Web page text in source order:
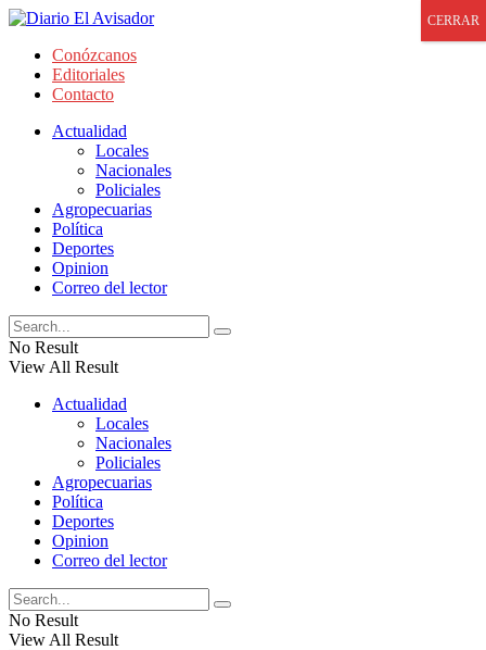
Conózcanos
Editoriales
Contacto
Actualidad
Locales
Nacionales
Policiales
Agropecuarias
Política
Deportes
Opinion
Correo del lector
No Result
View All Result
Actualidad
Locales
Nacionales
Policiales
Agropecuarias
Política
Deportes
Opinion
Correo del lector
No Result
View All Result
CERRAR